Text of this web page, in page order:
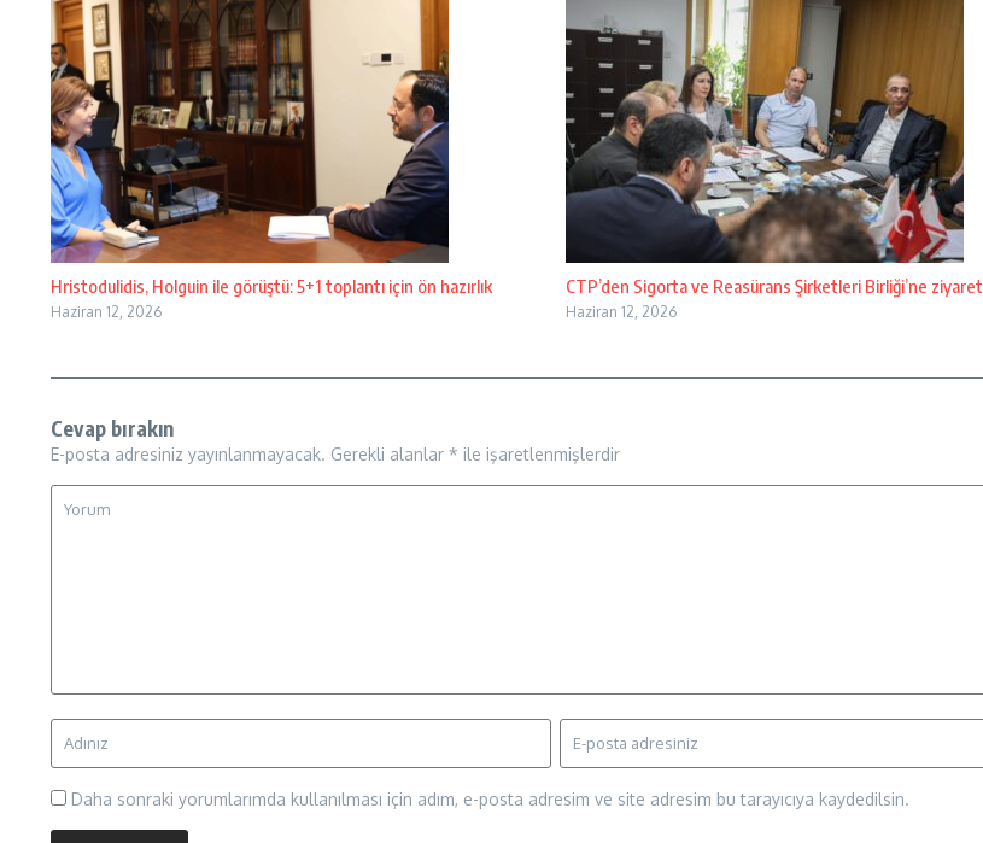
Hristodulidis, Holguin ile görüştü: 5+1 toplantı için ön hazırlık
Haziran 12, 2026
CTP’den Sigorta ve Reasürans Şirketleri Birliği’ne ziyaret
Haziran 12, 2026
Cevap bırakın
E-posta adresiniz yayınlanmayacak. Gerekli alanlar * ile işaretlenmişlerdir
Daha sonraki yorumlarımda kullanılması için adım, e-posta adresim ve site adresim bu tarayıcıya kaydedilsin.